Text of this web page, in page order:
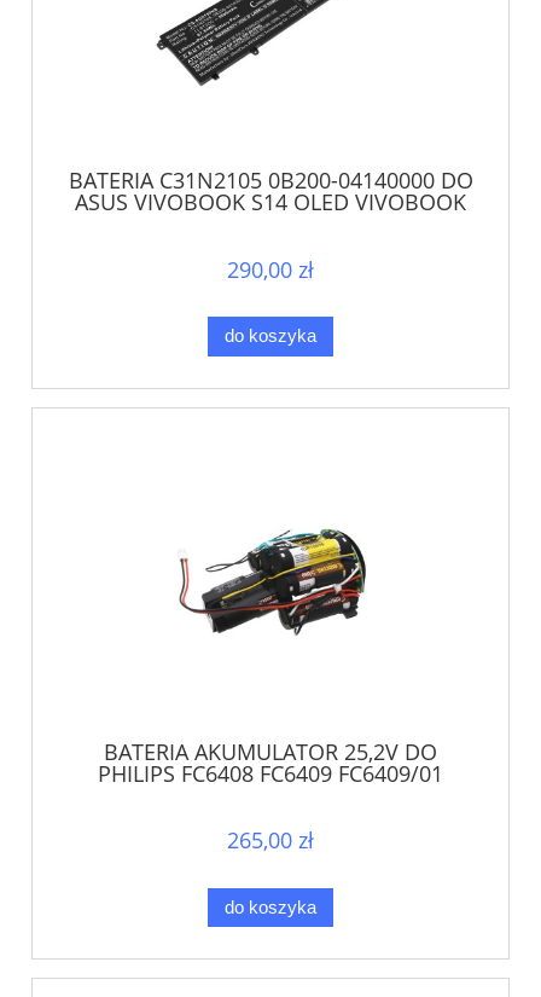
BATERIA C31N2105 0B200-04140000 DO
ASUS VIVOBOOK S14 OLED VIVOBOOK
290,00 zł
do koszyka
BATERIA AKUMULATOR 25,2V DO
PHILIPS FC6408 FC6409 FC6409/01
265,00 zł
do koszyka